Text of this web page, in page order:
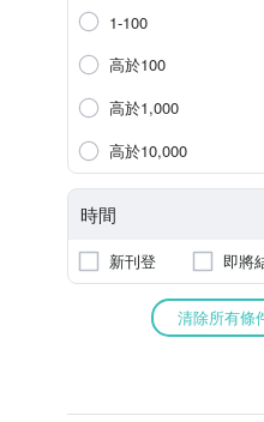
1-100
高於100
高於1,000
高於10,000
時間
新刊登 即將
清除所有條